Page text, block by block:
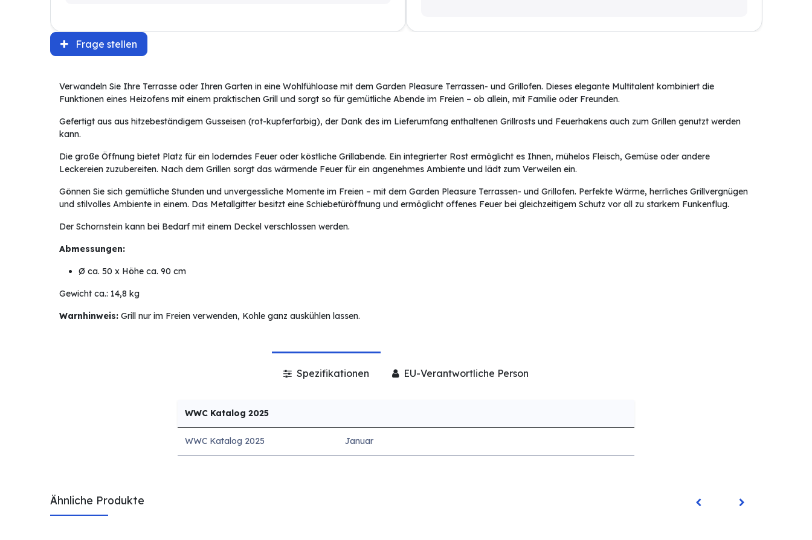
Frage stellen
Verwandeln Sie Ihre Terrasse oder Ihren Garten in eine Wohlfühloase mit dem Garden Pleasure Terrassen- und Grillofen. Dieses elegante Multitalent kombiniert die
Funktionen eines Heizofens mit einem praktischen Grill und sorgt so für gemütliche Abende im Freien – ob allein, mit Familie oder Freunden.
Gefertigt aus aus hitzebeständigem Gusseisen (rot-kupferfarbig), der Dank des im Lieferumfang enthaltenen Grillrosts und Feuerhakens auch zum Grillen genutzt werden
kann.
Die große Öffnung bietet Platz für ein loderndes Feuer oder köstliche Grillabende. Ein integrierter Rost ermöglicht es Ihnen, mühelos Fleisch, Gemüse oder andere
Leckereien zuzubereiten. Nach dem Grillen sorgt das wärmende Feuer für ein angenehmes Ambiente und lädt zum Verweilen ein.
Gönnen Sie sich gemütliche Stunden und unvergessliche Momente im Freien – mit dem Garden Pleasure Terrassen- und Grillofen. Perfekte Wärme, herrliches Grillvergnügen
und stilvolles Ambiente in einem. Das Metallgitter besitzt eine Schiebetüröffnung und ermöglicht offenes Feuer bei gleichzeitigem Schutz vor all zu starkem Funkenflug.
Der Schornstein kann bei Bedarf mit einem Deckel verschlossen werden.
Abmessungen:
Ø ca. 50 x Höhe ca. 90 cm
Gewicht ca.: 14,8 kg
Warnhinweis: Grill nur im Freien verwenden, Kohle ganz auskühlen lassen.
Spezifikationen EU-Verantwortliche Person
WWC Katalog 2025
WWC Katalog 2025 Januar
Ähnliche Produkte